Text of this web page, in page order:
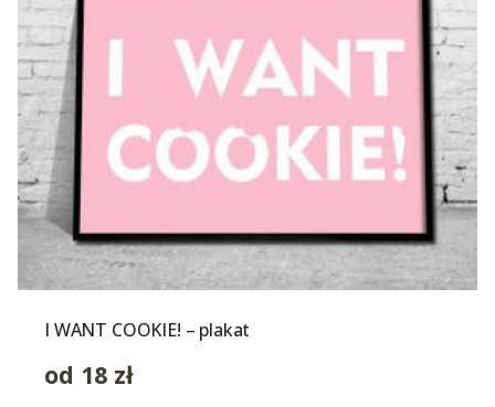
I WANT COOKIE! – plakat
od 18 zł